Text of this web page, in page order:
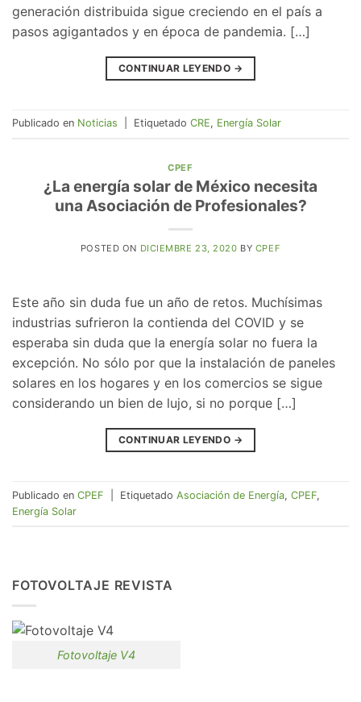
generación distribuida sigue creciendo en el país a
pasos agigantados y en época de pandemia. […]
CONTINUAR LEYENDO →
Publicado en Noticias Etiquetado CRE, Energía Solar
CPEF
¿La energía solar de México necesita
una Asociación de Profesionales?
POSTED ON DICIEMBRE 23, 2020 BY CPEF
Este año sin duda fue un año de retos. Muchísimas
industrias sufrieron la contienda del COVID y se
esperaba sin duda que la energía solar no fuera la
excepción. No sólo por que la instalación de paneles
solares en los hogares y en los comercios se sigue
considerando un bien de lujo, si no porque […]
CONTINUAR LEYENDO →
Publicado en CPEF Etiquetado Asociación de Energía, CPEF,
Energía Solar
FOTOVOLTAJE REVISTA
Fotovoltaje V4